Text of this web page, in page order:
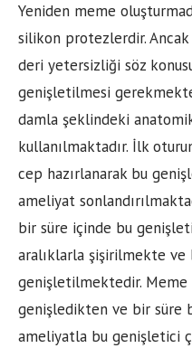
Yeniden meme
silikon protezlerdir. Ancak
deri yetersizliği söz
genişletilmesi
damla şeklindeki
kullanılmaktadır. İlk
cep hazırlanarak bu
ameliyat
bir süre içinde bu
aralıklarla şişirilmekte ve
genişletilmektedir.
genişledikten ve bir
ameliyatla bu genişletici